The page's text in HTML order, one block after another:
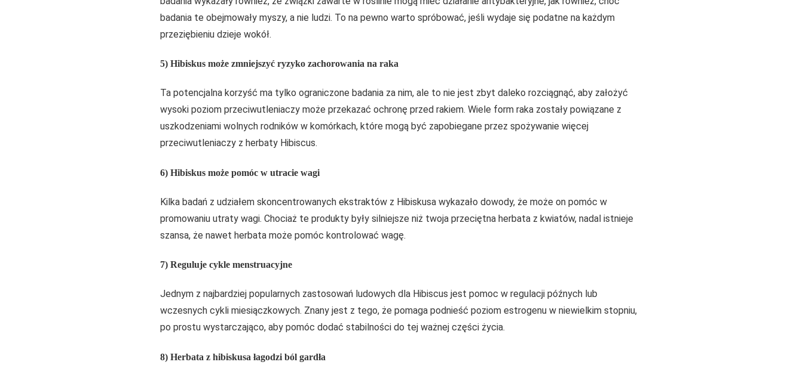
badania te obejmowały myszy, a nie ludzi. To na pewno warto spróbować, jeśli wydaje się podatne na każdym
przeziębieniu dzieje wokół.
5) Hibiskus może zmniejszyć ryzyko zachorowania na raka
Ta potencjalna korzyść ma tylko ograniczone badania za nim, ale to nie jest zbyt daleko rozciągnąć, aby założyć
wysoki poziom przeciwutleniaczy może przekazać ochronę przed rakiem. Wiele form raka zostały powiązane z
uszkodzeniami wolnych rodników w komórkach, które mogą być zapobiegane przez spożywanie więcej
przeciwutleniaczy z herbaty Hibiscus.
6) Hibiskus może pomóc w utracie wagi
Kilka badań z udziałem skoncentrowanych ekstraktów z Hibiskusa wykazało dowody, że może on pomóc w
promowaniu utraty wagi. Chociaż te produkty były silniejsze niż twoja przeciętna herbata z kwiatów, nadal istnieje
szansa, że nawet herbata może pomóc kontrolować wagę.
7) Reguluje cykle menstruacyjne
Jednym z najbardziej popularnych zastosowań ludowych dla Hibiscus jest pomoc w regulacji późnych lub
wczesnych cykli miesiączkowych. Znany jest z tego, że pomaga podnieść poziom estrogenu w niewielkim stopniu,
po prostu wystarczająco, aby pomóc dodać stabilności do tej ważnej części życia.
8) Herbata z hibiskusa łagodzi ból gardła